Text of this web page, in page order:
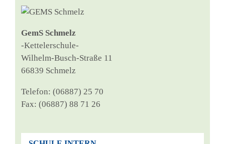
GemS Schmelz
‑Ket­tel­er­schu­le-
Wil­helm-Busch-Stra­ße 11
66839 Schmelz
Tele­fon: (06887) 25 70
Fax: (06887) 88 71 26